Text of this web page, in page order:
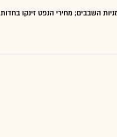
השבבים; מחירי הנפט זינקו בחדות